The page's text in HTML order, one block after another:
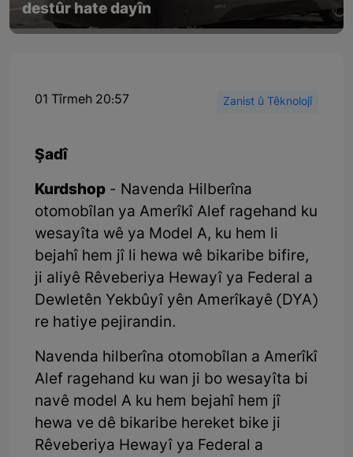
destûr hate dayîn
01 Tîrmeh 20:57 Zanist û Têknolojî
Şadî
Kurdshop - Navenda Hilberîna
otomobîlan ya Amerîkî Alef ragehand ku
wesayîta wê ya Model A, ku hem li
bejahî hem jî li hewa wê bikaribe bifire,
ji aliyê Rêveberiya Hewayî ya Federal a
Dewletên Yekbûyî yên Amerîkayê (DYA)
re hatiye pejirandin.
Navenda hilberîna otomobîlan a Amerîkî
Alef ragehand ku wan ji bo wesayîta bi
navê model A ku hem bejahî hem jî
hewa ve dê bikaribe hereket bike ji
Rêveberiya Hewayî ya Federal a